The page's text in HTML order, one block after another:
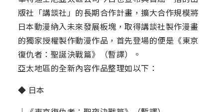
版社「講談社」的長期合作計畫，擴大合作規模將
日本動漫納入未來發展板塊，取得講談社製作漫畫
的獨家授權製作動漫作品，首先登場的便是《東京
復仇者：聖誕決戰篇》（暫譯）。
亞太地區的全新內容作品整理如以下：
◆ 日本